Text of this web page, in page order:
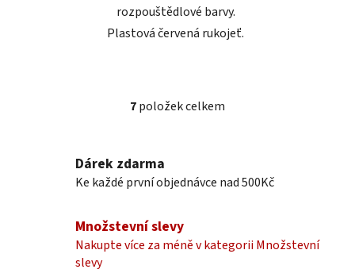
rozpouštědlové barvy.
Plastová červená rukojeť.
O
d
c
í
p
7položek celkem
Dárek zdarma
Ke každé první objednávce nad 500Kč
Množstevní slevy
Nakupte více za méně v kategorii Množstevní
slevy